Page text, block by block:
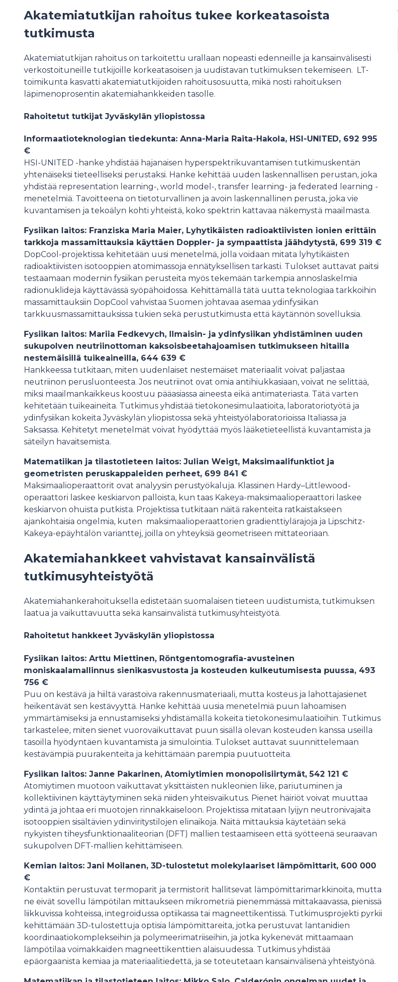
Akatemiatutkijan rahoitus tukee korkeatasoista
tutkimusta
Akatemiatutkijan rahoitus on tarkoitettu urallaan nopeasti edenneille ja kansainvälisesti
verkostoituneille tutkijoille korkeatasoisen ja uudistavan tutkimuksen tekemiseen. LT-
toimikunta kasvatti akatemiatutkijoiden rahoitusosuutta, mikä nosti rahoituksen
läpimenoprosentin akatemiahankkeiden tasolle.
Rahoitetut tutkijat Jyväskylän yliopistossa
Informaatioteknologian tiedekunta: Anna-Maria Raita-Hakola, HSI-UNITED, 692 995
€
HSI-UNITED -hanke yhdistää hajanaisen hyperspektrikuvantamisen tutkimuskentän
yhtenäiseksi tieteelliseksi perustaksi. Hanke kehittää uuden laskennallisen perustan, joka
yhdistää representation learning-, world model-, transfer learning- ja federated learning -
menetelmiä. Tavoitteena on tietoturvallinen ja avoin laskennallinen perusta, joka vie
kuvantamisen ja tekoälyn kohti yhteistä, koko spektrin kattavaa näkemystä maailmasta.
Fysiikan laitos: Franziska Maria Maier, Lyhytikäisten radioaktiivisten ionien erittäin
tarkkoja massamittauksia käyttäen Doppler- ja sympaattista jäähdytystä, 699 319 €
DopCool-projektissa kehitetään uusi menetelmä, jolla voidaan mitata lyhytikäisten
radioaktiivisten isotooppien atomimassoja ennätyksellisen tarkasti. Tulokset auttavat paitsi
testaamaan modernin fysiikan perusteita myös tekemään tarkempia annoslaskelmia
radionuklideja käyttävässä syöpähoidossa. Kehittämällä tätä uutta teknologiaa tarkkoihin
massamittauksiin DopCool vahvistaa Suomen johtavaa asemaa ydinfysiikan
tarkkuusmassamittauksissa tukien sekä perustutkimusta että käytännön sovelluksia.
Fysiikan laitos: Mariia Fedkevych, Ilmaisin- ja ydinfysiikan yhdistäminen uuden
sukupolven neutriinottoman kaksoisbeetahajoamisen tutkimukseen hitailla
nestemäisillä tuikeaineilla, 644 639 €
Hankkeessa tutkitaan, miten uudenlaiset nestemäiset materiaalit voivat paljastaa
neutriinon perusluonteesta. Jos neutriinot ovat omia antihiukkasiaan, voivat ne selittää,
miksi maailmankaikkeus koostuu pääasiassa aineesta eikä antimateriasta. Tätä varten
kehitetään tuikeaineita. Tutkimus yhdistää tietokonesimulaatioita, laboratoriotyötä ja
ydinfysiikan kokeita Jyväskylän yliopistossa sekä yhteistyölaboratorioissa Italiassa ja
Saksassa. Kehitetyt menetelmät voivat hyödyttää myös lääketieteellistä kuvantamista ja
säteilyn havaitsemista.
Matematiikan ja tilastotieteen laitos: Julian Weigt, Maksimaalifunktiot ja
geometristen peruskappaleiden perheet, 699 841 €
Maksimaalioperaattorit ovat analyysin perustyökaluja. Klassinen Hardy–Littlewood-
operaattori laskee keskiarvon palloista, kun taas Kakeya-maksimaalioperaattori laskee
keskiarvon ohuista putkista. Projektissa tutkitaan näitä rakenteita ratkaistakseen
ajankohtaisia ongelmia, kuten maksimaalioperaattorien gradienttiylärajoja ja Lipschitz-
Kakeya-epäyhtälön varianttej, joilla on yhteyksiä geometriseen mittateoriaan.
Akatemiahankkeet vahvistavat kansainvälistä
tutkimusyhteistyötä
Akatemiahankerahoituksella edistetään suomalaisen tieteen uudistumista, tutkimuksen
laatua ja vaikuttavuutta sekä kansainvälistä tutkimusyhteistyötä.
Rahoitetut hankkeet Jyväskylän yliopistossa
Fysiikan laitos: Arttu Miettinen, Röntgentomografia-avusteinen
moniskaalamallinnus sienikasvustosta ja kosteuden kulkeutumisesta puussa, 493
756 €
Puu on kestävä ja hiiltä varastoiva rakennusmateriaali, mutta kosteus ja lahottajasienet
heikentävät sen kestävyyttä. Hanke kehittää uusia menetelmiä puun lahoamisen
ymmärtämiseksi ja ennustamiseksi yhdistämällä kokeita tietokonesimulaatioihin. Tutkimus
tarkastelee, miten sienet vuorovaikuttavat puun sisällä olevan kosteuden kanssa useilla
tasoilla hyödyntäen kuvantamista ja simulointia. Tulokset auttavat suunnittelemaan
kestävämpiä puurakenteita ja kehittämään parempia puutuotteita.
Fysiikan laitos: Janne Pakarinen, Atomiytimien monopolisiirtymät, 542 121 €
Atomiytimen muotoon vaikuttavat yksittäisten nukleonien liike, pariutuminen ja
kollektiivinen käyttäytyminen sekä niiden yhteisvaikutus. Pienet häiriöt voivat muuttaa
ydintä ja johtaa eri muotojen rinnakkaiseloon. Projektissa mitataan lyijyn neutronivajaita
isotooppien sisältävien ydinviritystilojen elinaikoja. Näitä mittauksia käytetään sekä
nykyisten tiheysfunktionaaliteorian (DFT) mallien testaamiseen että syötteenä seuraavan
sukupolven DFT-mallien kehittämiseen.
Kemian laitos: Jani Moilanen, 3D-tulostetut molekylaariset lämpömittarit, 600 000
€
Kontaktiin perustuvat termoparit ja termistorit hallitsevat lämpömittarimarkkinoita, mutta
ne eivät sovellu lämpötilan mittaukseen mikrometriä pienemmässä mittakaavassa, pienissä
liikkuvissa kohteissa, integroidussa optiikassa tai magneettikentissä. Tutkimusprojekti pyrkii
kehittämään 3D-tulostettuja optisia lämpömittareita, jotka perustuvat lantanidien
koordinaatiokomplekseihin ja polymeerimatriiseihin, ja jotka kykenevät mittaamaan
lämpötilaa voimakkaiden magneettikenttien alaisuudessa. Tutkimus yhdistää
epäorgaanista kemiaa ja materiaalitiedettä, ja se toteutetaan kansainvälisenä yhteistyönä.